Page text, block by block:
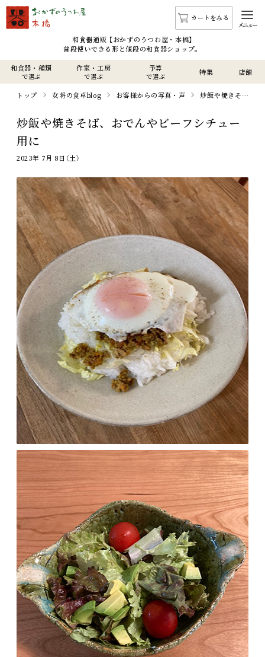
カートをみる
メニュー
和食器通販 【おかずのうつわ屋・本橋】
普段使いできる形と値段の和食器ショップ。
和食器・種類
で選ぶ
作家・工房
で選ぶ
予算
で選ぶ 特集 店舗
トップ 女将の食卓blog お客様からの写真・声 炒飯や焼きそば、おでんやビーフシチュー用に
炒飯や焼きそば、おでんやビーフシチュー
用に
2023年 7月 8日（土）